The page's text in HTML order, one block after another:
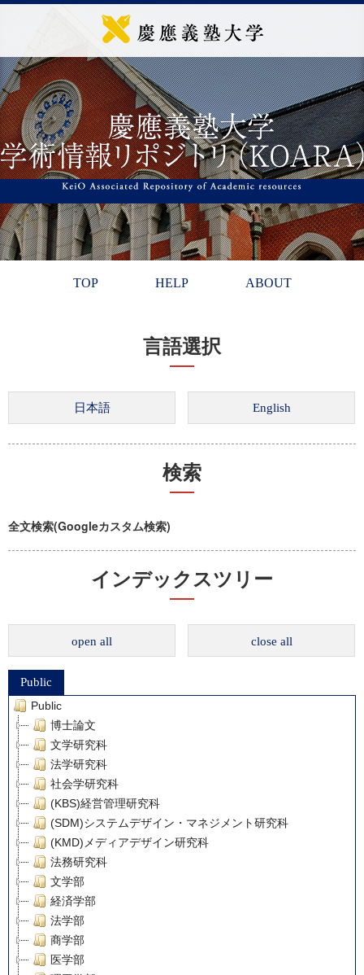
TOP HELP ABOUT
言語選択
検索
全文検索(Googleカスタム検索)
インデックスツリー
open all close all
Public
Public
博士論文
文学研究科
法学研究科
社会学研究科
(KBS)経営管理研究科
(SDM)システムデザイン・マネジメント研究科
(KMD)メディアデザイン研究科
法務研究科
文学部
経済学部
法学部
商学部
医学部